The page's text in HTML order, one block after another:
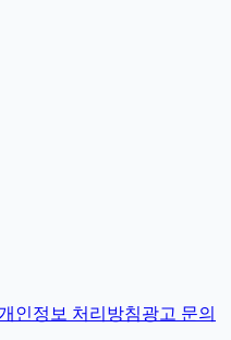
인정보 처리방침광고 문의